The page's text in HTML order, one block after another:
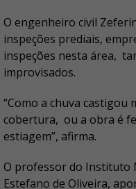
O engenheiro civil
inspeções prediais,
inspeções nesta área,
improvisados.
“Como a chuva castigou
cobertura, ou a obra é
estiagem”, afirma.
O professor do Instituto
Estefano de Oliveira,